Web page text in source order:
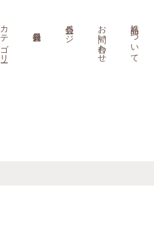
カテゴリー 会員ページ お問い合わせ 商品について